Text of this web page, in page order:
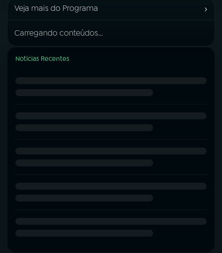
Veja mais do Programa ›
Carregando conteúdos...
Notícias Recentes